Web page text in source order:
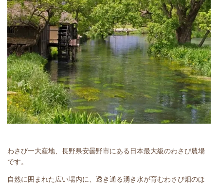
わさび一大産地、長野県安曇野市にある日本最大級のわさび農場
です。
自然に囲まれた広い場内に、透き通る湧き水が育むわさび畑のほ